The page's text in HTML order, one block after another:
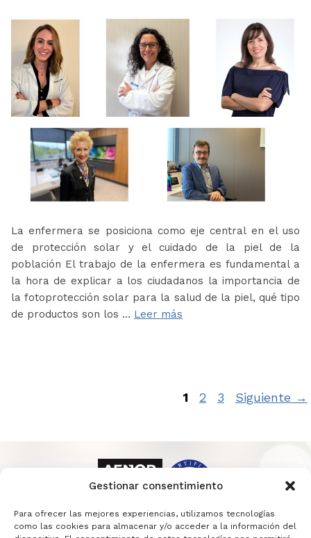
Gestionar consentimiento
Para ofrecer las mejores experiencias, utilizamos tecnologías
como las cookies para almacenar y/o acceder a la información del
La enfermera se posiciona como eje central en el uso
de protección solar y el cuidado de la piel de la
población El trabajo de la enfermera es fundamental a
la hora de explicar a los ciudadanos la importancia de
la fotoprotección solar para la salud de la piel, qué tipo
de productos son los … Leer más
Página
1 Página
2 Página
3 Siguiente →